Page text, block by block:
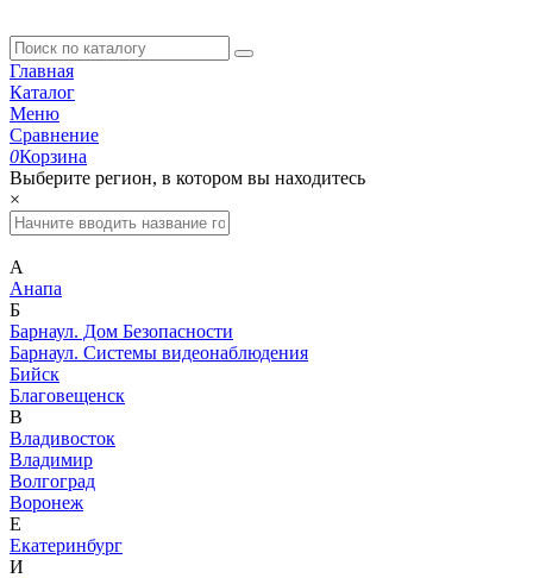
Главная
Каталог
Меню
Сравнение
0Корзина
Выберите регион, в котором вы находитесь
×
А
Анапа
Б
Барнаул. Дом Безопасности
Барнаул. Системы видеонаблюдения
Бийск
Благовещенск
В
Владивосток
Владимир
Волгоград
Воронеж
Е
Екатеринбург
И